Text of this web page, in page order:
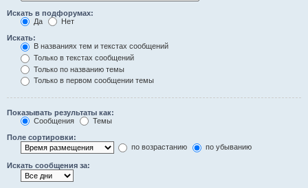
Искать в подфорумах:
Да
Нет
Искать:
В названиях тем и текстах сообщений
Только в текстах сообщений
Только по названию темы
Только в первом сообщении темы
Показывать результаты как:
Сообщения
Темы
Поле сортировки:
по возрастанию
по убыванию
Искать сообщения за: